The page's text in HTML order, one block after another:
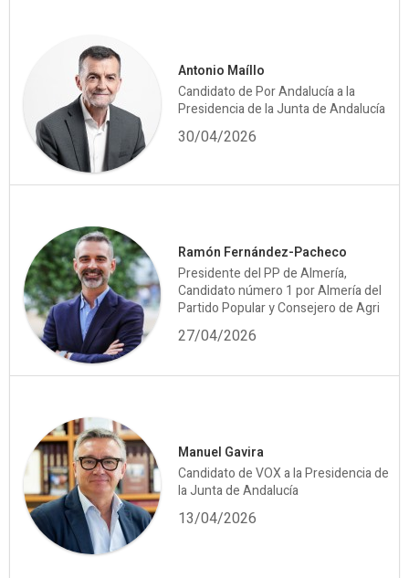
Antonio Maíllo
Candidato de Por Andalucía a la
Presidencia de la Junta de Andalucía
30/04/2026
Ramón Fernández-Pacheco
Presidente del PP de Almería,
Candidato número 1 por Almería del
Partido Popular y Consejero de Agri
27/04/2026
Manuel Gavira
Candidato de VOX a la Presidencia de
la Junta de Andalucía
13/04/2026